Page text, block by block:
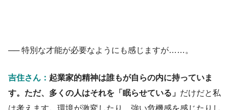
── 特別な才能が必要なようにも感じますが……。
吉住さん： 起業家的精神は誰もが自らの内に持っていま
す。ただ、多くの人はそれを「眠らせている」 だけだと私
は考えます。環境が激変したり、強い危機感を感じたりし